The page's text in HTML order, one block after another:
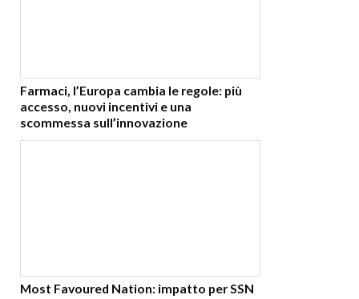
Farmaci, l’Europa cambia le regole: più
accesso, nuovi incentivi e una
scommessa sull’innovazione
Most Favoured Nation: impatto per SSN